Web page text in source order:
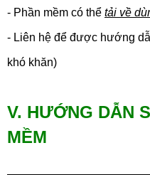
- Phần mềm có thể tải về
- Liên hệ để được hướng
khó khăn)
V. HƯỚNG DẪN
MỀM